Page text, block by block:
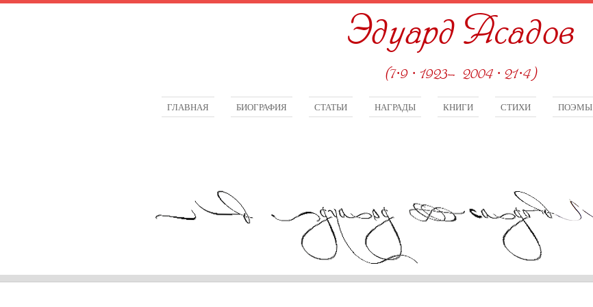
Эдуард Асадов
(7·9 · 1923—2004 · 21·4)
ГЛАВНАЯ БИОГРАФИЯ СТАТЬИ НАГРАДЫ КНИГИ СТИХИ ПОЭМЫ